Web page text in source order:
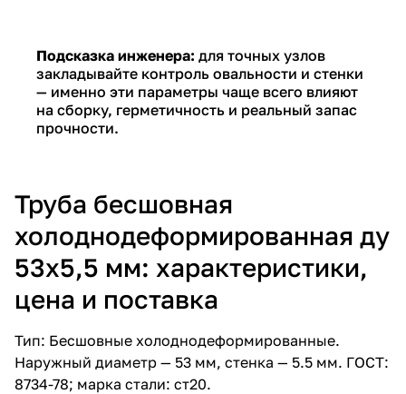
Подсказка инженера: для точных узлов
закладывайте контроль овальности и стенки
— именно эти параметры чаще всего влияют
на сборку, герметичность и реальный запас
прочности.
Труба бесшовная
холоднодеформированная ду
53х5,5 мм: характеристики,
цена и поставка
Тип: Бесшовные холоднодеформированные.
Наружный диаметр — 53 мм, стенка — 5.5 мм. ГОСТ:
8734-78; марка стали: ст20.